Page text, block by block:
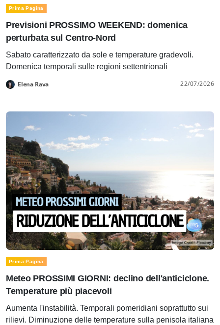
Prima Pagina
Previsioni PROSSIMO WEEKEND: domenica
perturbata sul Centro-Nord
Sabato caratterizzato da sole e temperature gradevoli.
Domenica temporali sulle regioni settentrionali
Elena Rava 22/07/2026
Prima Pagina
Meteo PROSSIMI GIORNI: declino dell'anticiclone.
Temperature più piacevoli
Aumenta l'instabilità. Temporali pomeridiani soprattutto sui
rilievi. Diminuzione delle temperature sulla penisola italiana